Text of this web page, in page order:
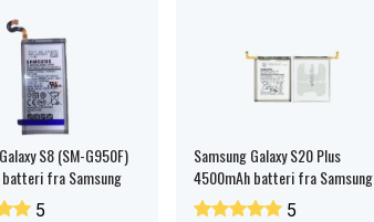
S8 (SM-G950F)
fra Samsung
5
Samsung Galaxy S20 Plus
4500mAh batteri fra Samsung
5